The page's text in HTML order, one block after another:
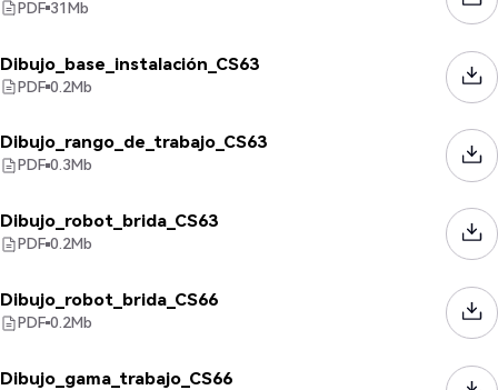
PDF 31Mb
Dibujo_base_instalación_CS63
PDF 0.2Mb
Dibujo_rango_de_trabajo_CS63
PDF 0.3Mb
Dibujo_robot_brida_CS63
PDF 0.2Mb
Dibujo_robot_brida_CS66
PDF 0.2Mb
Dibujo_gama_trabajo_CS66